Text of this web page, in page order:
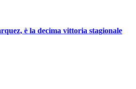
è la decima vittoria stagionale